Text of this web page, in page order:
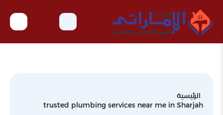
الرئيسية
trusted plumbing services near me in Sharjah